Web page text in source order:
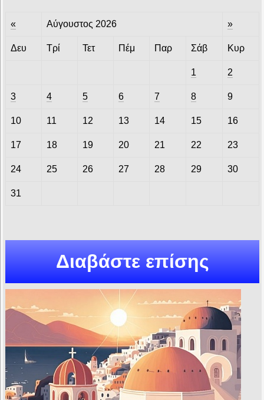
« Αύγουστος 2026 »
Δευ Τρί Τετ Πέμ Παρ Σάβ Κυρ
1 2
3 4 5 6 7 8 9
10 11 12 13 14 15 16
17 18 19 20 21 22 23
24 25 26 27 28 29 30
31
Διαβάστε επίσης